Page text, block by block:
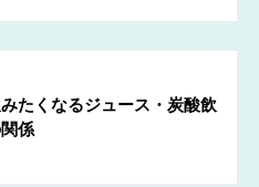
たくなるジュース・炭酸飲
係